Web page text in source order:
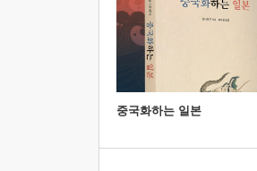
중국화하는 일본